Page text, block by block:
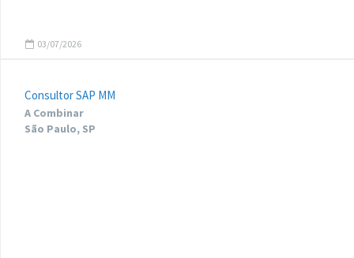
03/07/2026
Consultor SAP MM
A Combinar
São Paulo, SP